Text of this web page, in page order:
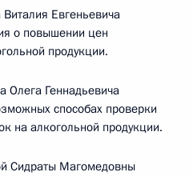
Евгеньевича
о повышении цен
продукции.
Геннадьевича
способах проверки
на алкогольной продукции.
Сидраты Магомедовны